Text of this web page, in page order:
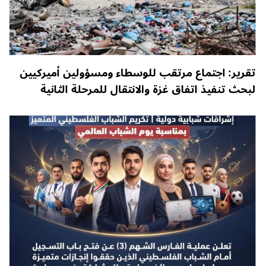
تقرير: اجتماع مرتقب للوسطاء ومسؤولين أميركيين
لبحث تنفيذ اتفاق غزة والانتقال للمرحلة الثانية